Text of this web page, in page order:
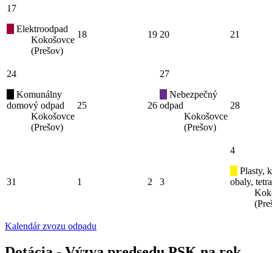
17
Elektroodpad
Kokošovce
(Prešov)
18 19 20 21
24
Komunálny
domový odpad
Kokošovce
(Prešov)
25 26
27
Nebezpečný
odpad
Kokošovce
(Prešov)
28
31 1 2 3
4
Plasty,
obaly,
Kalendár zvozu odpadu